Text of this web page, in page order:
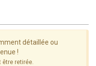
détaillée ou
!
retirée.